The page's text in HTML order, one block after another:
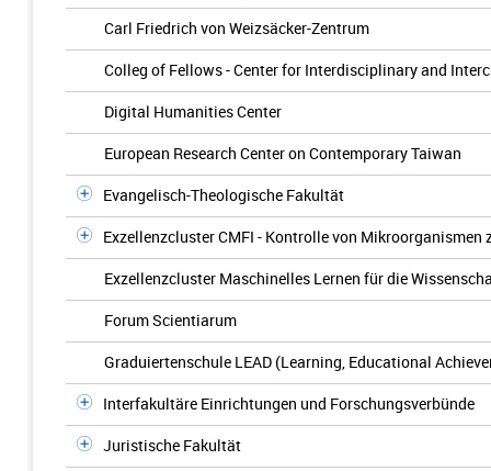
Carl Friedrich von Weizsäcker-Zentrum
Colleg of Fellows - Center for Interdisciplinary and
Digital Humanities Center
European Research Center on Contemporary Taiwan
Evangelisch-Theologische Fakultät
Exzellenzcluster CMFI - Kontrolle von
Exzellenzcluster Maschinelles Lernen für die
Forum Scientiarum
Graduiertenschule LEAD (Learning, Educational
Interfakultäre Einrichtungen und Forschungsverbünde
Juristische Fakultät